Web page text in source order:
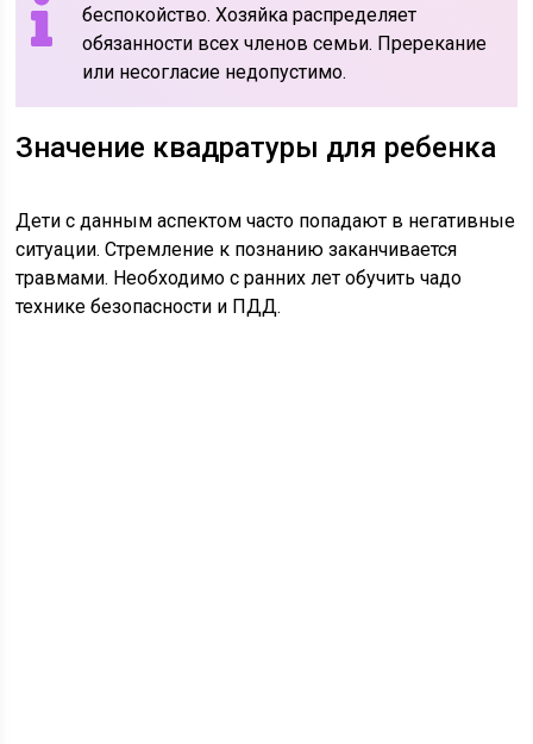
беспокойство. Хозяйка распределяет
обязанности всех членов семьи. Пререкание
или несогласие недопустимо.
Значение квадратуры для ребенка
Дети с данным аспектом часто попадают в негативные
ситуации. Стремление к познанию заканчивается
травмами. Необходимо с ранних лет обучить чадо
технике безопасности и ПДД.